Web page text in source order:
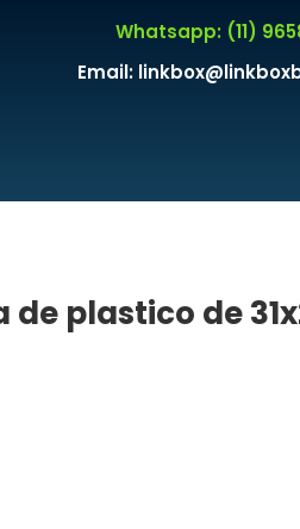
Whatsapp: (11)
Email:
plastico de